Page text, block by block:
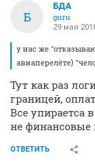
Б
БДА
guru
29 мая
у нас же
авиаперелёте)
Тут как раз
границей,
Все упираетса
не финансовые
ОТВЕТИТЬ